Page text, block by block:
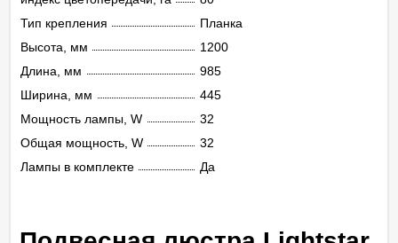
Тип крепления
Планка
Высота, мм
1200
Длина, мм
985
Ширина, мм
445
Мощность лампы, W
32
Общая мощность, W
32
Лампы в комплекте
Да